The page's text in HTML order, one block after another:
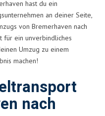
hast du ein
an deiner Seite,
von Bremerhaven nach
für ein unverbindliches
Umzug zu einem
machen!
nach